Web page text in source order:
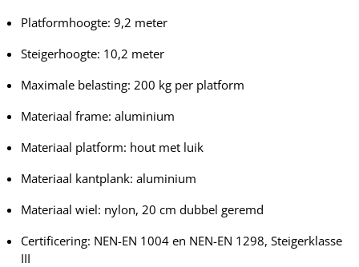
Platformhoogte: 9,2 meter
Steigerhoogte: 10,2 meter
Maximale belasting: 200 kg per platform
Materiaal frame: aluminium
Materiaal platform: hout met luik
Materiaal kantplank: aluminium
Materiaal wiel: nylon, 20 cm dubbel geremd
Certificering: NEN-EN 1004 en NEN-EN 1298, Steigerklasse
III